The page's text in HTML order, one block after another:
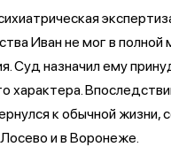
Иван не мог в полной
Суд назначил ему
характера.
к обычной жизни,
и в Воронеже.